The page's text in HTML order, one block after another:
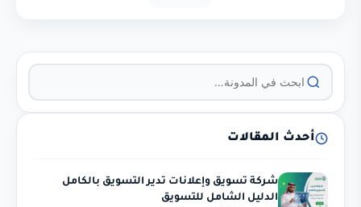
أحدث المقالات
شركة تسويق وإعلانات تدير التسويق بالكامل
الدليل الشامل للتسويق